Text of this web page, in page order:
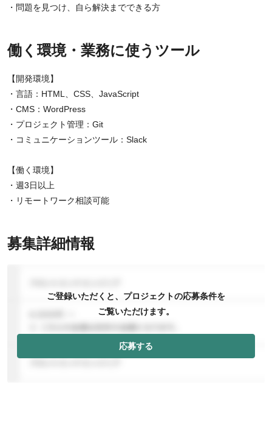
・問題を見つけ、自ら解決までできる方
働く環境・業務に使うツール
【開発環境】
・言語：HTML、CSS、JavaScript
・CMS：WordPress
・プロジェクト管理：Git
・コミュニケーションツール：Slack
【働く環境】
・週3日以上
・リモートワーク相談可能
募集詳細情報
ご登録いただくと、プロジェクトの応募条件を
ご覧いただけます。
応募する